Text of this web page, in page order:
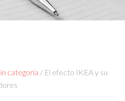
categoría / El efecto IKEA y su